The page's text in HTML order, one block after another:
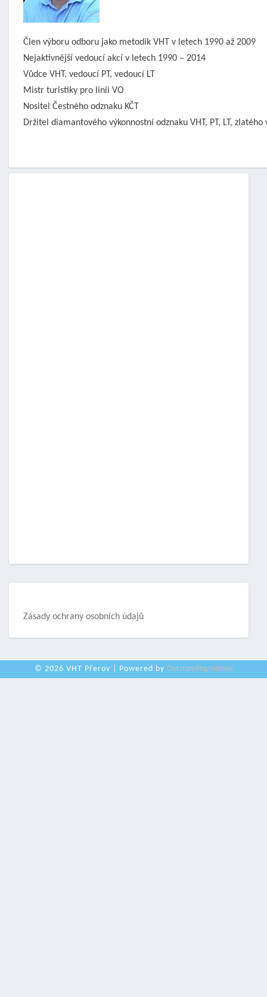
Člen výboru odboru jako metodik VHT v letech 1990 až 2009
Nejaktivnější vedoucí akcí v letech 1990 – 2014
Vůdce VHT, vedoucí PT, vedoucí LT
Mistr turistiky pro linii VO
Nositel Čestného odznaku KČT
Držitel diamantového výkonnostní odznaku VHT, PT, LT,
Zásady ochrany osobních údajů
© 2026 VHT Přerov | Powered by Outstandingthemes